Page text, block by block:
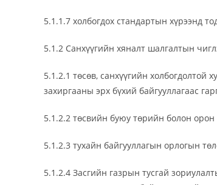
5.1.1.7 холбогдох стандартын хүрээнд
5.1.2 Санхүүгийн хяналт шалгалтын
5.1.2.1 төсөв, санхүүгийн холбогдолтой
захиргааны эрх бүхий байгууллагаас
5.1.2.2 төсвийн буюу төрийн болон
5.1.2.3 тухайн байгууллагын орлогын
5.1.2.4 Засгийн газрын тусгай